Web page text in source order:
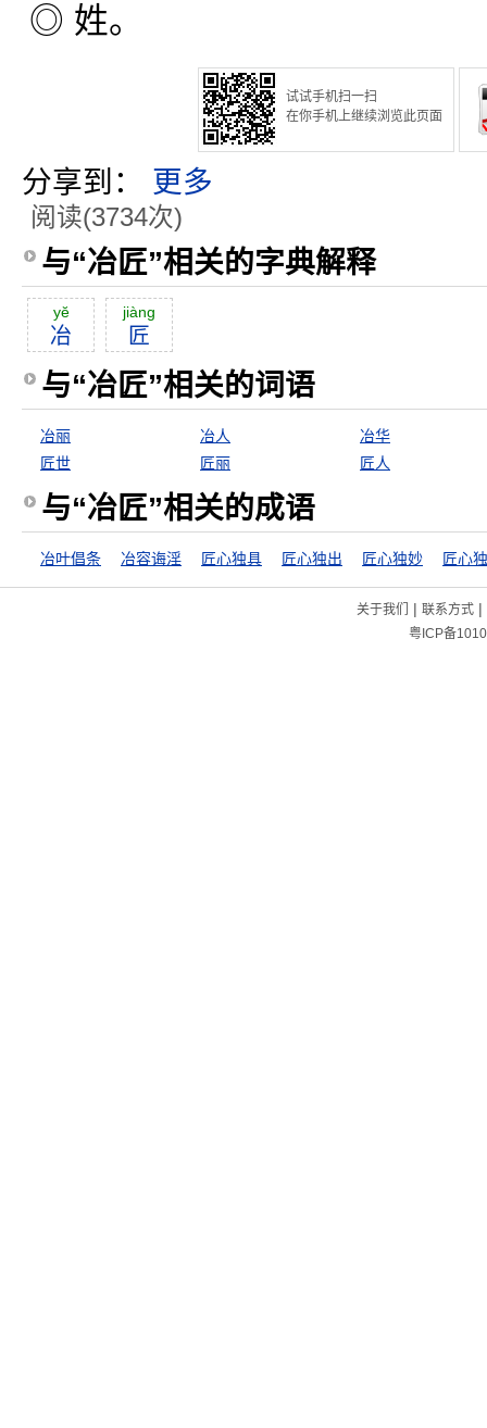
◎ 姓。
试试手机扫一扫
在你手机上继续浏览此页面
分享到： 更多
阅读(3734次)
与“冶匠”相关的字典解释
yĕ
冶
jiàng
匠
与“冶匠”相关的词语
冶丽 冶人
冶华
匠世
匠丽 匠人
与“冶匠”相关的成语
冶叶倡条 冶容诲淫 匠心独具 匠心独出 匠心独妙 匠心
关于我们 | 联系方式|
粤ICP备